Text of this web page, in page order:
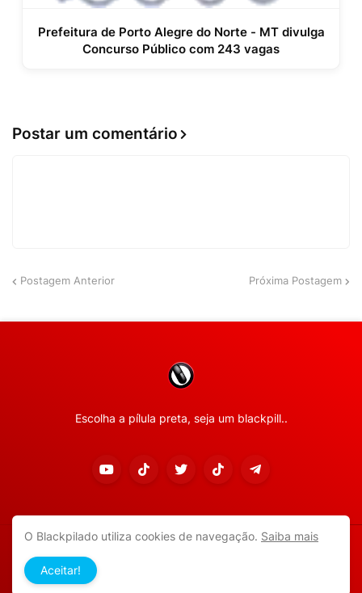
Prefeitura de Porto Alegre do Norte - MT divulga
Concurso Público com 243 vagas
Postar um comentário
Postagem Anterior Próxima Postagem
Escolha a pílula preta, seja um blackpill..
APP ANDROID
O Blackpilado utiliza cookies de navegação. Saiba mais
Aceitar!